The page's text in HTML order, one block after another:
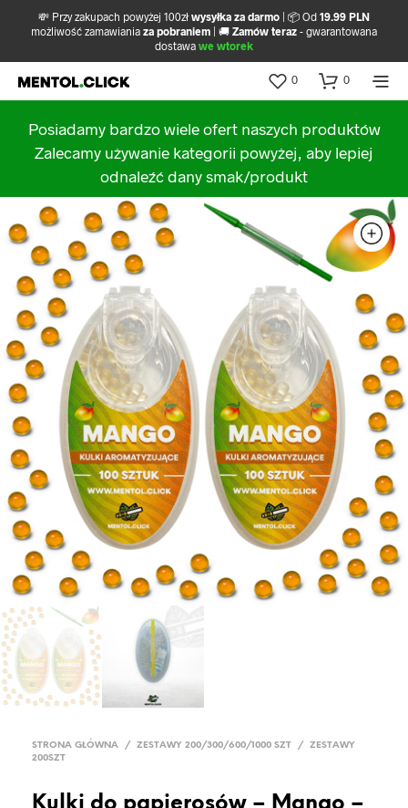
💸 Przy zakupach powyżej 100zł wysyłka za darmo | 📦 Od 19.99 PLN
możliwość zamawiania za pobraniem | 🚚 Zamów teraz - gwarantowana
dostawa we wtorek
0 0
Posiadamy bardzo wiele ofert naszych produktów
Zalecamy używanie kategorii powyżej, aby lepiej
odnaleźć dany smak/produkt
STRONA GŁÓWNA / ZESTAWY 200/300/600/1000 SZT /
ZESTAWY
200SZT